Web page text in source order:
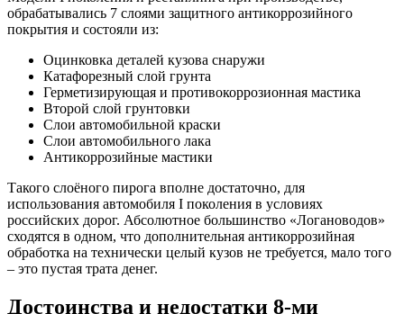
обрабатывались 7 слоями защитного антикоррозийного
покрытия и состояли из:
Оцинковка деталей кузова снаружи
Катафорезный слой грунта
Герметизирующая и противокоррозионная мастика
Второй слой грунтовки
Слои автомобильной краски
Слои автомобильного лака
Антикоррозийные мастики
Такого слоёного пирога вполне достаточно, для
использования автомобиля I поколения в условиях
российских дорог. Абсолютное большинство «Логановодов»
сходятся в одном, что дополнительная антикоррозийная
обработка на технически целый кузов не требуется, мало того
– это пустая трата денег.
Достоинства и недостатки 8-ми